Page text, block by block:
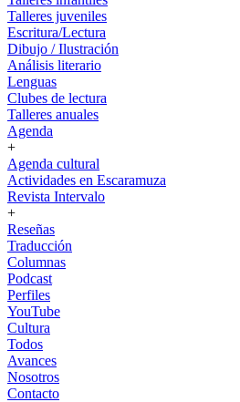
Talleres juveniles
Escritura/Lectura
Dibujo / Ilustración
Análisis literario
Lenguas
Clubes de lectura
Talleres anuales
Agenda
+
Agenda cultural
Actividades en Escaramuza
Revista Intervalo
+
Reseñas
Traducción
Columnas
Podcast
Perfiles
YouTube
Cultura
Todos
Avances
Nosotros
Contacto